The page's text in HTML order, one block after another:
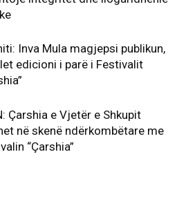
Inva Mula magjepsi publikun,
edicioni i parë i Festivalit
Çarshia e Vjetër e Shkupit
në skenë ndërkombëtare me
“Çarshia”